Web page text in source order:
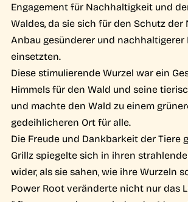
Engagement für Nachhaltigkeit und
Waldes, da sie sich für den Schutz der
Anbau gesünderer und
einsetzten.
Diese stimulierende Wurzel war ein
Himmels für den Wald und seine
und machte den Wald zu einem
gedeihlicheren Ort für alle.
Die Freude und Dankbarkeit der Tiere
Grillz spiegelte sich in ihren
wider, als sie sahen, wie ihre Wurzeln
Power Root veränderte nicht nur das